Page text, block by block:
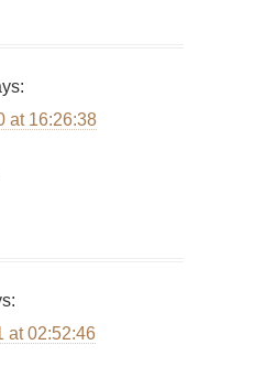
at 16:26:38
at 02:52:46